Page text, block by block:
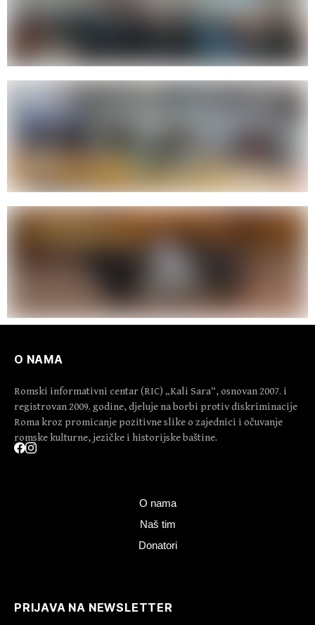
O NAMA
Romski informativni centar (RIC) „Kali Sara“, osnovan 2007. i
registrovan 2009. godine, djeluje na borbi protiv diskriminacije
Roma kroz promicanje pozitivne slike o zajednici i očuvanje
romske kulturne, jezičke i historijske baštine.
O nama
Naš tim
Donatori
PRIJAVA NA NEWSLETTER